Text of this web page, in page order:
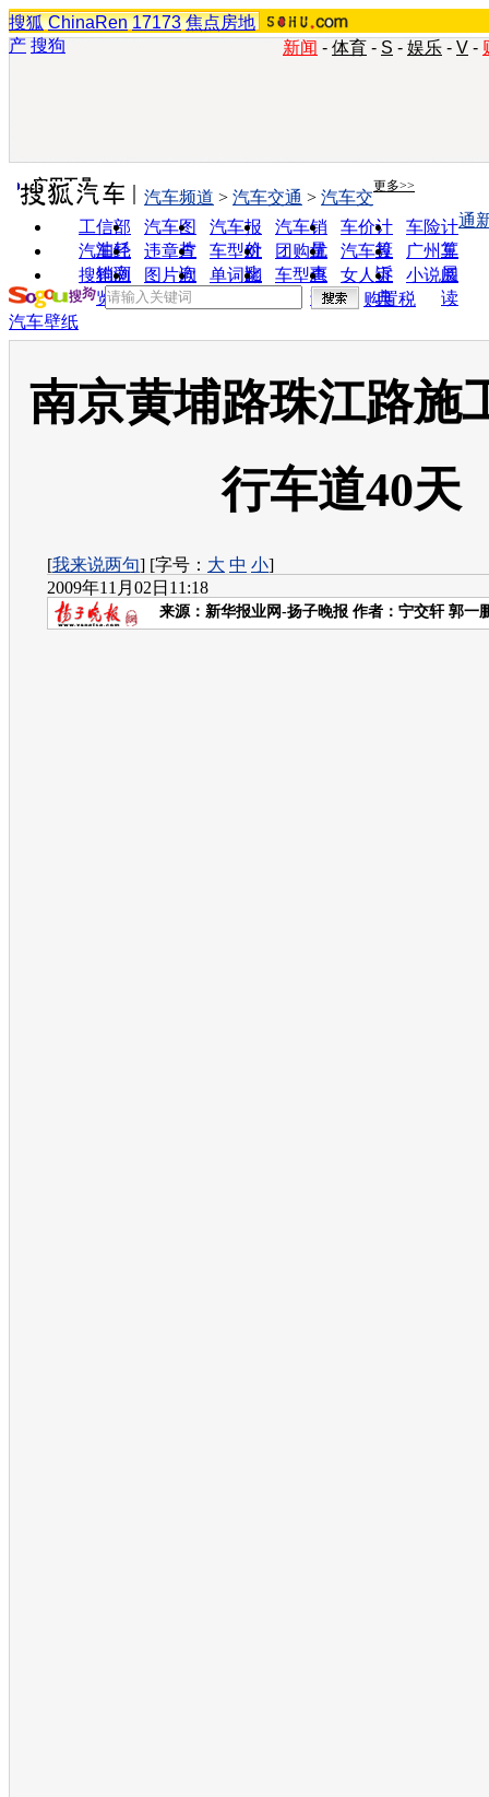
搜狐 ChinaRen 17173 焦点房地
产 搜狗 新闻 - 体育 - S - 娱乐 - V -
实用工具 更多>>
工信部
油耗
汽车图
片
汽车报
价
汽车销
量
车价计
算
车险计
算
汽车经
销商
违章查
询
车型对
比
团购优
惠
汽车投
诉
广州车
展
搜狗浏
览器
图片欣
赏
单词翻
车型查
询
女人宝
典
小说阅
读
汽车频道 > 汽车交通 > 汽车交
通
购置税
汽车壁纸
南京黄埔路珠江路施
行车道40天
[我来说两句] [字号： 大 中 小]
2009年11月02日11:18
来源： 新华报业网-扬子晚报 作者：宁交轩 郭一